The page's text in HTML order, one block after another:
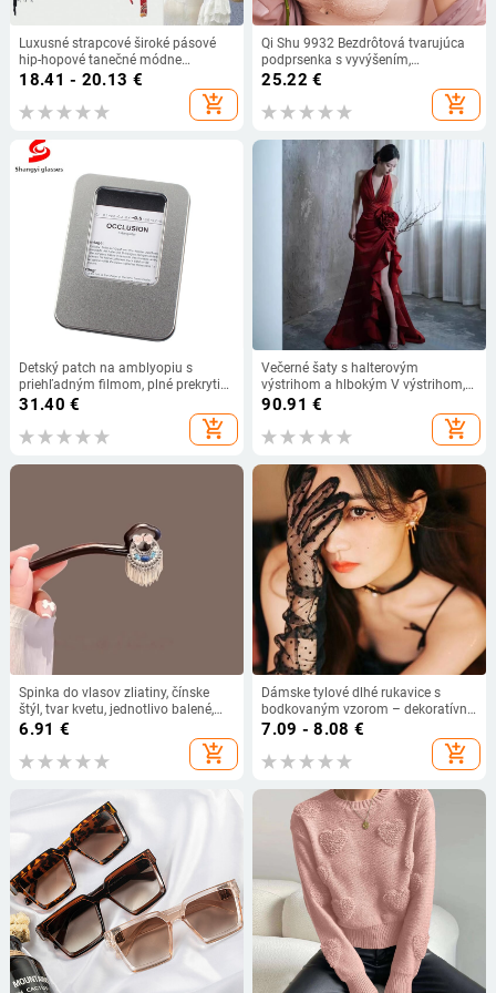
Luxusné strapcové široké pásové
hip-hopové tanečné módne
ozdobné šaty bohémske etnické
trojuholníkové šatky na bedrový
pás
18.41 - 20.13 €
add_shopping_cart
Qi Shu 9932 Bezdrôtová tvarujúca
podprsenka s vyvýšením,
nastaviteľná, bez bočných kostí,
25.22 €
add_shopping_cart
Detský patch na amblyopiu s
priehľadným filmom, plné prekrytie
jedného oka
31.40 €
add_shopping_cart
Večerné šaty s halterovým
výstrihom a hlbokým V výstrihom,
bez rukávov, polyesterová tkanina,
90.91 €
add_shopping_cart
Spinka do vlasov zliatiny, čínske
štýl, tvar kvetu, jednotlivo balené,
bez prispôsobenia
6.91 €
add_shopping_cart
Dámske tylové dlhé rukavice s
bodkovaným vzorom – dekoratívne
prstové rukavice pre spoločenské
šaty, pre všetky ročné obdobia
7.09 - 8.08 €
add_shopping_cart